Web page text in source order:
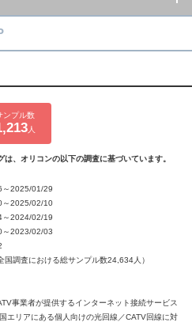
ンプル数
人
、オリコンの以下の調査に基づいています。
2025/01/29
～2025/02/10
2024/02/19
2023/02/03
国調査における総サンプル数24,634人）
事業者が提供するインターネット接続サービス
エリアにある個人向けの光回線／CATV回線に対